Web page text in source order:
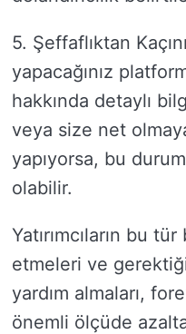
5. Şeffaflıktan
yapacağınız
hakkında detaylı
veya size net
yapıyorsa, bu
olabilir.
Yatırımcıların bu
etmeleri ve
yardım almaları,
önemli ölçüde